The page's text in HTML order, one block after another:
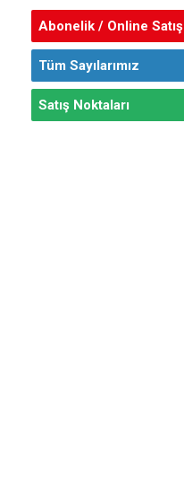
Abonelik / Online Satış
Tüm Sayılarımız
Satış Noktaları